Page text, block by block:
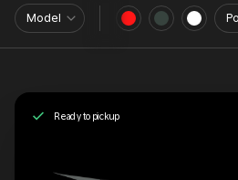
Model
Ready to pickup